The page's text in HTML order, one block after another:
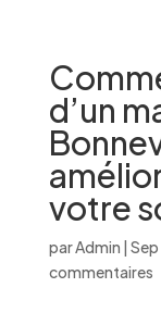
d’un
votre
parAdmin |
commentaires